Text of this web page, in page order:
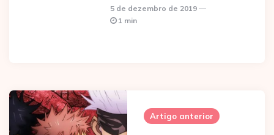
5 de dezembro de 2019
1 min
Post
navigation
Artigo anterior